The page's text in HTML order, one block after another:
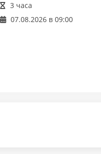
3 часа
07.08.2026 в 09:00